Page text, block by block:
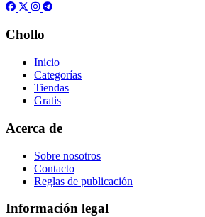
Chollo
Inicio
Categorías
Tiendas
Gratis
Acerca de
Sobre nosotros
Contacto
Reglas de publicación
Información legal